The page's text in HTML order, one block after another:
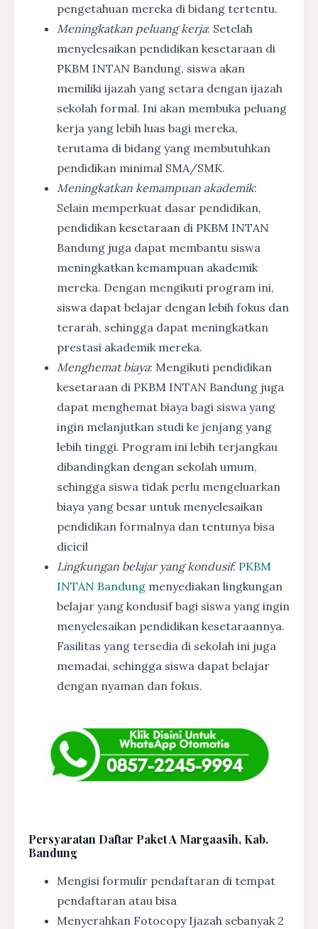
pengetahuan mereka di bidang tertentu.
Meningkatkan peluang kerja: Setelah
menyelesaikan pendidikan kesetaraan di
PKBM INTAN Bandung, siswa akan
memiliki ijazah yang setara dengan ijazah
sekolah formal. Ini akan membuka peluang
kerja yang lebih luas bagi mereka,
terutama di bidang yang membutuhkan
pendidikan minimal SMA/SMK.
Meningkatkan kemampuan akademik:
Selain memperkuat dasar pendidikan,
pendidikan kesetaraan di PKBM INTAN
Bandung juga dapat membantu siswa
meningkatkan kemampuan akademik
mereka. Dengan mengikuti program ini,
siswa dapat belajar dengan lebih fokus dan
terarah, sehingga dapat meningkatkan
prestasi akademik mereka.
Menghemat biaya: Mengikuti pendidikan
kesetaraan di PKBM INTAN Bandung juga
dapat menghemat biaya bagi siswa yang
ingin melanjutkan studi ke jenjang yang
lebih tinggi. Program ini lebih terjangkau
dibandingkan dengan sekolah umum,
sehingga siswa tidak perlu mengeluarkan
biaya yang besar untuk menyelesaikan
pendidikan formalnya dan tentunya bisa
dicicil
Lingkungan belajar yang kondusif: PKBM
INTAN Bandung menyediakan lingkungan
belajar yang kondusif bagi siswa yang ingin
menyelesaikan pendidikan kesetaraannya.
Fasilitas yang tersedia di sekolah ini juga
memadai, sehingga siswa dapat belajar
dengan nyaman dan fokus.
Persyaratan Daftar Paket A Margaasih, Kab.
Bandung
Mengisi formulir pendaftaran di tempat
pendaftaran atau bisa
Menyerahkan Fotocopy Ijazah sebanyak 2